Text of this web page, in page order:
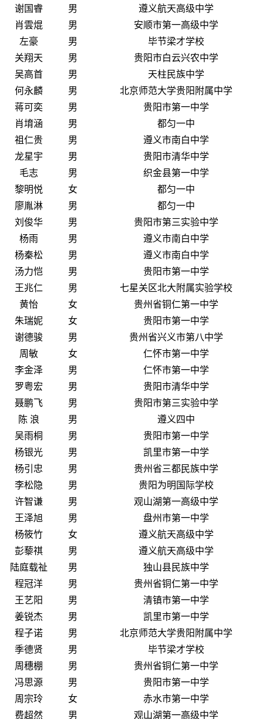
谢国睿
男
遵义航天高级中学
肖雲焜
男
安顺市第一高级中学
左豪
男
毕节梁才学校
关翔天
男
贵阳市白云兴农中学
吴高首
男
天柱民族中学
何永麟
男
北京师范大学贵阳附属中学
蒋可奕
男
贵阳市第一中学
肖堉涵
男
都匀一中
祖仁贵
男
遵义市南白中学
龙星宇
男
贵阳市清华中学
毛志
男
织金县第一中学
黎明悦
女
都匀一中
廖胤淋
男
都匀一中
刘俊华
男
贵阳市第三实验中学
杨雨
男
遵义市南白中学
杨秦松
男
遵义市南白中学
汤力恺
男
贵阳市第一中学
王兆仁
男
七星关区北大附属实验学校
黄怡
女
贵州省铜仁第一中学
朱瑞妮
女
贵阳市第一中学
谢德骏
男
贵州省兴义市第八中学
周敏
女
仁怀市第一中学
李金泽
男
仁怀市第一中学
罗粤宏
男
贵阳市清华中学
聂鹏飞
男
贵阳市第三实验中学
陈 浪
男
遵义四中
吴雨桐
男
贵阳市第一中学
杨银光
男
凯里市第一中学
杨引忠
男
贵州省三都民族中学
李松隐
男
贵阳为明国际学校
许智谦
男
观山湖第一高级中学
王泽旭
男
盘州市第一中学
杨筱竹
女
遵义航天高级中学
彭藜祺
男
遵义航天高级中学
陆庭载祉
男
独山县民族中学
程冠洋
男
贵州省铜仁第一中学
王艺阳
男
清镇市第一中学
姜锐杰
男
凯里市第一中学
程子诺
男
北京师范大学贵阳附属中学
季德贤
男
毕节梁才学校
周穗棚
男
贵州省铜仁第一中学
冯思源
男
贵阳市第一中学
周宗玲
女
赤水市第一中学
费超然
男 观山湖第一高级中学